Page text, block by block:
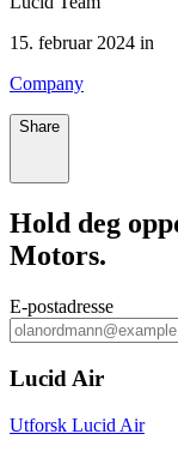
15. februar 2024 in
Company
Share
Hold deg
Motors.
E‑postadresse
Lucid Air
Utforsk Lucid Air